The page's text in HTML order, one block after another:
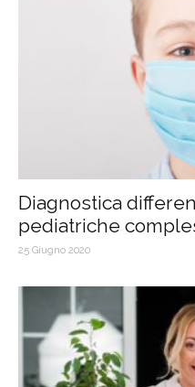
Diagnostica
pediatriche
25 Giugno 2020